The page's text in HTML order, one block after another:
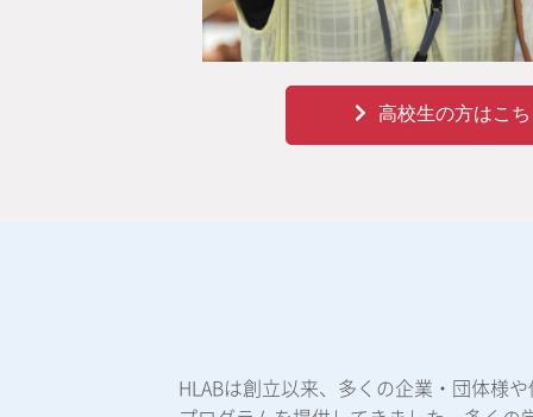
高校生の方はこ
HLABは創立以来、多くの企業・団体様